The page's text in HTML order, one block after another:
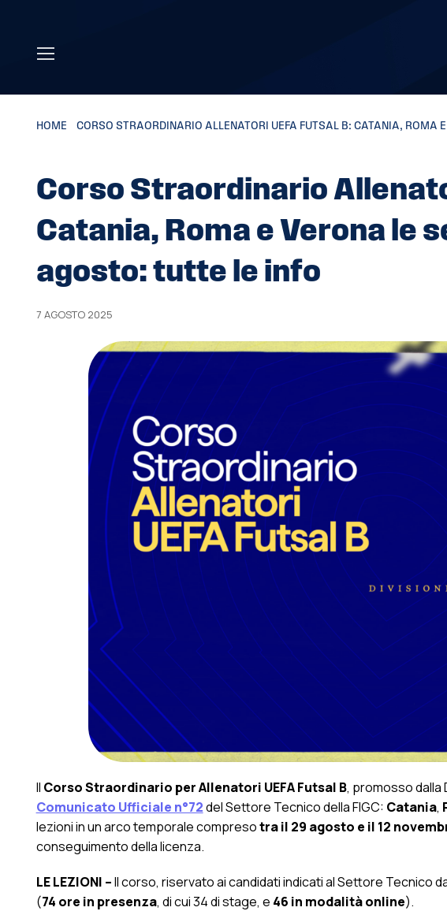
HOME CORSO STRAORDINARIO ALLENATORI UEFA FUTSAL B: CATANIA, ROMA
Corso Straordinario
Catania, Roma e Verona le
agosto: tutte le info
7 AGOSTO 2025
Il Corso Straordinario per Allenatori UEFA Futsal B, promosso dalla
Comunicato Ufficiale n°72del Settore Tecnico della FIGC: Catania,
lezioni in un arco temporale compresotra il 29 agosto e il 12
conseguimento della licenza.
LE LEZIONI –Il corso, riservato ai candidati indicati al Settore Tecnico
(74 ore in presenza, di cui 34 di stage, e 46 in modalità online).